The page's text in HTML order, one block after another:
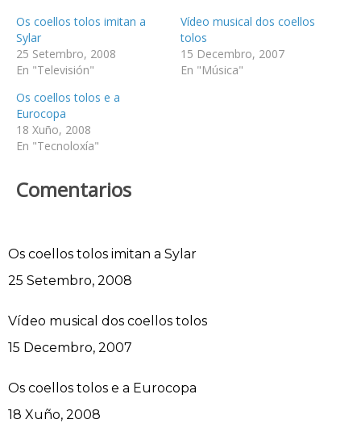
Os coellos tolos imitan a
Sylar
25 Setembro, 2008
En "Televisión"
Vídeo musical dos coellos
tolos
15 Decembro, 2007
En "Música"
Os coellos tolos e a
Eurocopa
18 Xuño, 2008
En "Tecnoloxía"
Comentarios
Os coellos tolos imitan a Sylar
Data
25 Setembro, 2008
Vídeo musical dos coellos tolos
Data
15 Decembro, 2007
Os coellos tolos e a Eurocopa
Data
18 Xuño, 2008